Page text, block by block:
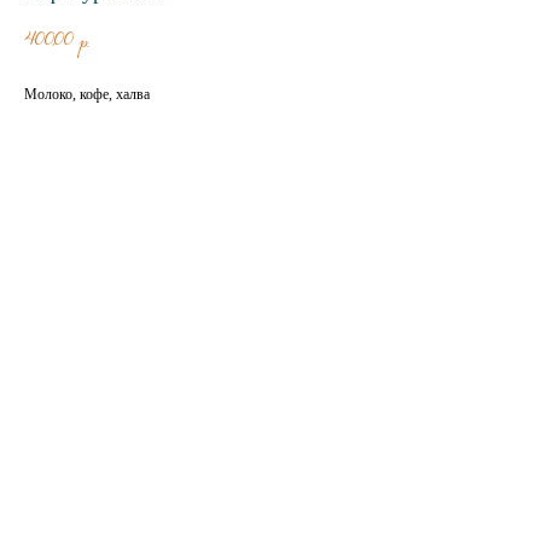
400,00 р.
Молоко, кофе, халва